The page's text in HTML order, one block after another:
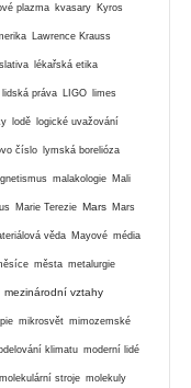
plazma kvasary Kyros
Lawrence Krauss
lékařská etika
lidská práva LIGO limes
lodě logické uvažování
číslo lymská borelióza
malakologie Mali
Marie Terezie Mars Mars
věda Mayové média
města metalurgie
mezinárodní vztahy
mikrosvět mimozemské
klimatu moderní lidé
molekulární stroje molekuly